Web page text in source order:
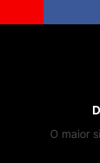
O maior